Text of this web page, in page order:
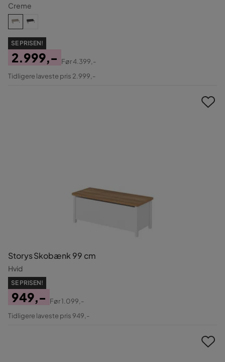
Creme
SE PRISEN!
Pris
2.999,-
Original
Før4.399,-
Tidligere laveste pris 2.999,-
Storys Skobænk 99 cm
Hvid
SE PRISEN!
Pris
949,-
Original
Før1.099,-
Tidligere laveste pris 949,-